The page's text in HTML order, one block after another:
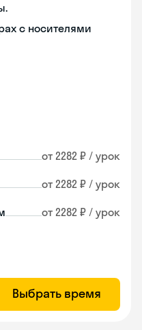
с носителями
от 2282 ₽ / урок
от 2282 ₽ / урок
от 2282 ₽ / урок
Выбрать время